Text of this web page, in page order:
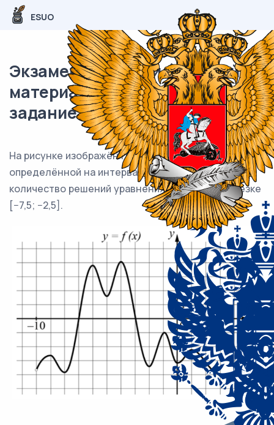
ESUO
Экзаменационный (типовой)
материал ЕГЭ / профиль / 08
задание (24) / 74
На рисунке изображён график функции y = f(x),
определённой на интервале (−10;3). Найдите
количество решений уравнения f′(x) = 0 на отрезке
[−7,5; −2,5].